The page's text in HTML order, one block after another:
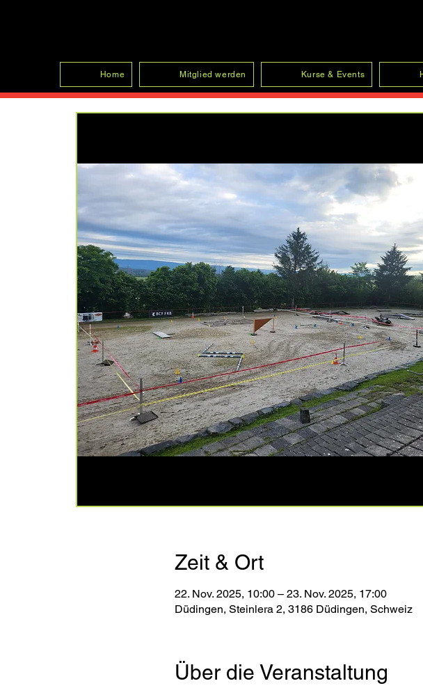
Home Mitglied werden Kurse & Events
Zeit & Ort
22. Nov. 2025, 10:00 – 23. Nov. 2025, 17:00
Düdingen, Steinlera 2, 3186 Düdingen, Schweiz
Über die Veranstaltung